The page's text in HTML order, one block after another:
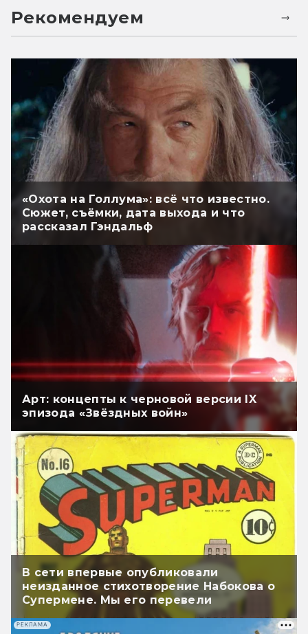
Рекомендуем
«Охота на Голлума»: всё что известно.
Сюжет, съёмки, дата выхода и что
рассказал Гэндальф
Арт: концепты к черновой версии IX
эпизода «Звёздных войн»
В сети впервые опубликовали
неизданное стихотворение Набокова о
Супермене. Мы его перевели
РЕКЛАМА